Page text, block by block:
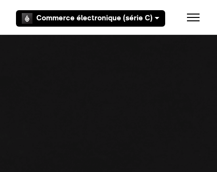
Commerce électronique (série C) Ouvrir/